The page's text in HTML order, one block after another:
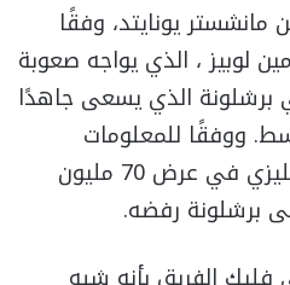
مانشستر يونايتد، وفقًا
لوبيز ، الذي يواجه صعوبة
الذي يسعى جاهدًا
ووفقًا للمعلومات
نفسها، يُفكّر النادي الإنجليزي في عرض 70 مليون
برشلونة رفضه.